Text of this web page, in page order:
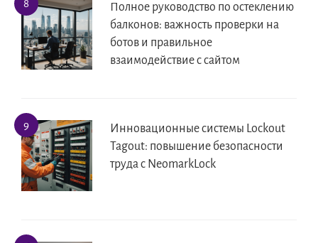
Полное руководство по остеклению
балконов: важность проверки на
ботов и правильное
взаимодействие с сайтом
Инновационные системы Lockout
Tagout: повышение безопасности
труда с NeomarkLock